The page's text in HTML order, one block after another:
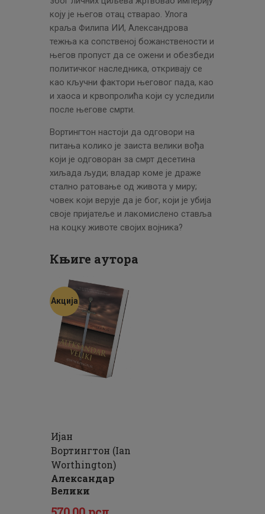
коју је његов отац стварао. Улога
краља Филипа ИИ, Александрова
тежња ка сопственој божанствености и
његов пропуст да се ожени и обезбеди
политичког наследника, откривају се
као кључни фактори његовог пада, као
и хаоса и крвопролића који су уследили
после његове смрти.
Вортингтон настоји да одговори на
питања колико је заиста велики вођа
који је одговоран за смрт десетина
хиљада људи; владар коме је драже
стално ратовање од живота у миру;
човек који верује да је бог, који је убија
своје пријатеље и лакомислено ставља
на коцку животе својих војника?
Књиге аутора
Акција
Ијан
Вортингтон (Ian
Worthington)
Александар
Велики